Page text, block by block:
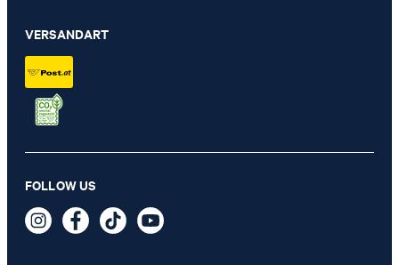
Edelstahl Ring in Gun/Anthrazit
€ 89,99
€ 54,95
inkl. MwSt
VERSANDART
FOLLOW US